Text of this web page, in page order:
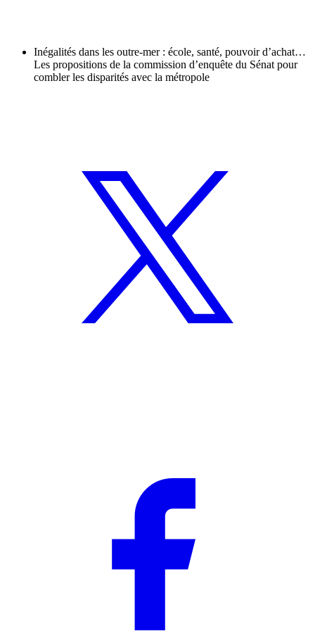
Inégalités dans les outre-mer : école, santé, pouvoir d’achat…
Les propositions de la commission d’enquête du Sénat pour
combler les disparités avec la métropole